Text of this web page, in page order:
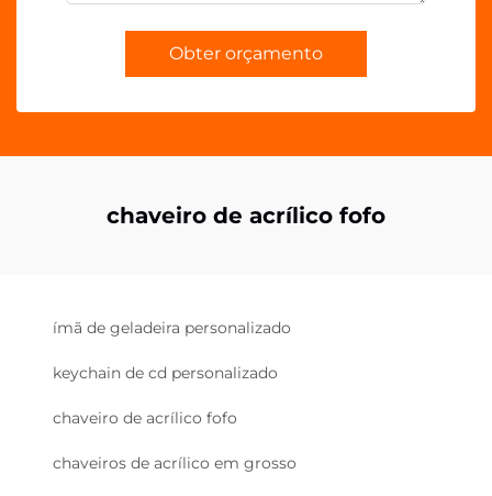
Obter orçamento
chaveiro de acrílico fofo
ímã de geladeira personalizado
keychain de cd personalizado
chaveiro de acrílico fofo
chaveiros de acrílico em grosso